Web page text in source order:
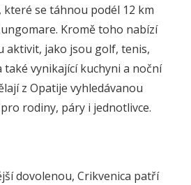
se táhnou podél 12 km
Kromě toho nabízí
aktivit, jako jsou golf, tenis,
vynikající kuchyni a noční
z Opatije vyhledávanou
rodiny, páry i jednotlivce.
dovolenou, Crikvenica patří